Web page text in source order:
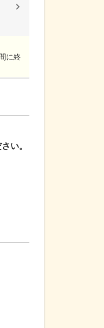
い。
に終